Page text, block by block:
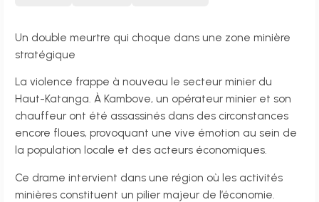
Un double meurtre qui choque dans une zone minière
stratégique
La violence frappe à nouveau le secteur minier du
Haut-Katanga. À Kambove, un opérateur minier et son
chauffeur ont été assassinés dans des circonstances
encore floues, provoquant une vive émotion au sein de
la population locale et des acteurs économiques.
Ce drame intervient dans une région où les activités
minières constituent un pilier majeur de l’économie.